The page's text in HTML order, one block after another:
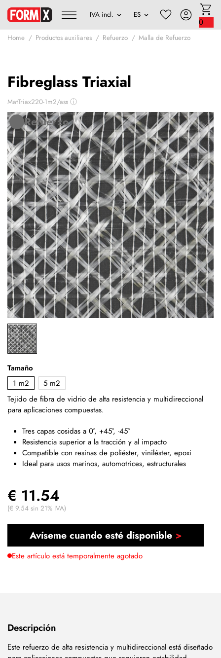
0
Home Productos auxiliares Refuerzo Malla de Refuerzo
Fibreglass Triaxial
MatTriax220-1m2/ass ⓘ
Refuerzo
Tamaño
1 m2
5 m2
Tejido de fibra de vidrio de alta resistencia y multidireccional
para aplicaciones compuestas.
Tres capas cosidas a 0°, +45°, -45°
Resistencia superior a la tracción y al impacto
Compatible con resinas de poliéster, viniléster, epoxi
Ideal para usos marinos, automotrices, estructurales
€ 11.54
(€ 9.54 sin 21% IVA)
Avíseme cuando esté disponible
Este artículo está temporalmente agotado
Descripción
Este refuerzo de alta resistencia y multidireccional está diseñado